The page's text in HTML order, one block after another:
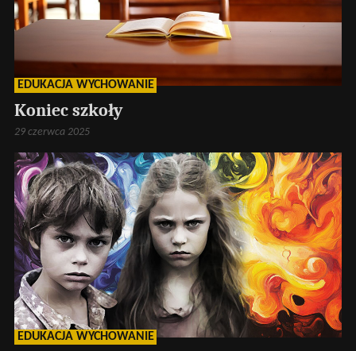
EDUKACJA WYCHOWANIE
Koniec szkoły
29 czerwca 2025
EDUKACJA WYCHOWANIE